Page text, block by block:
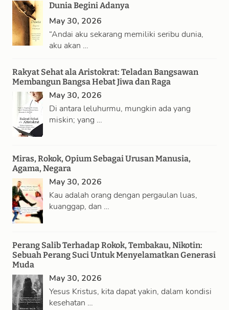
r
c
h
Dunia Begini Adanya
May 30, 2026
“Andai aku sekarang memiliki seribu dunia,
aku akan …
Rakyat Sehat ala Aristokrat: Teladan Bangsawan
Membangun Bangsa Hebat Jiwa dan Raga
May 30, 2026
Di antara leluhurmu, mungkin ada yang
miskin; yang …
Miras, Rokok, Opium Sebagai Urusan Manusia,
Agama, Negara
May 30, 2026
Kau adalah orang dengan pergaulan luas,
kuanggap, dan …
Perang Salib Terhadap Rokok, Tembakau, Nikotin:
Sebuah Perang Suci Untuk Menyelamatkan Generasi
Muda
May 30, 2026
Yesus Kristus, kita dapat yakin, dalam kondisi
kesehatan …